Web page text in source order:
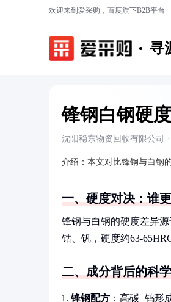
欢迎来到爱采购，百度旗下B2B平台
寻
锋钢白钢硬
沈阳稳东物资回收有限公司 ·
介绍： 本文对比锋钢与白钢
一、硬度对决：谁
锋钢与白钢的硬度差异
钴、钒，硬度约63-
二、成分背后的科
锋钢配方 ：高碳+钨形